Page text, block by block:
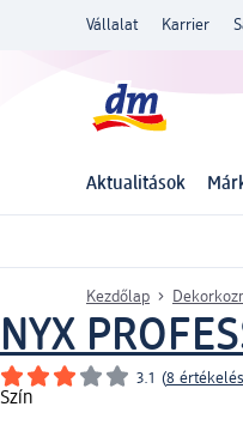
Vállalat Karrier
Aktualitások
Kezdőlap
NYX
3.1 (8 értékelés
Szín